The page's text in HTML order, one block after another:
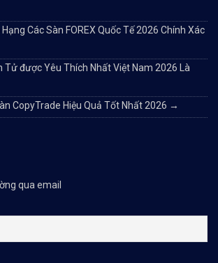
Các Sàn FOREX Quốc Tế 2026 Chính Xác
Tử được Yêu Thích Nhất Việt Nam 2026 Là
CopyTrade Hiệu Quả Tốt Nhất 2026 →
qua email